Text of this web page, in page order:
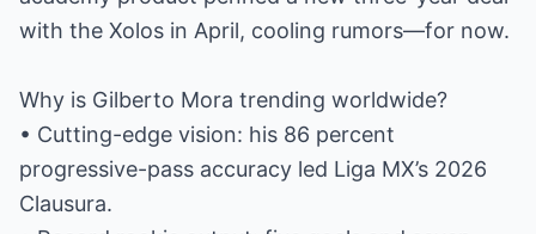
with the Xolos in April, cooling rumors—for now.
Why is Gilberto Mora trending worldwide?
• Cutting-edge vision: his 86 percent
progressive-pass accuracy led Liga MX’s 2026
Clausura.